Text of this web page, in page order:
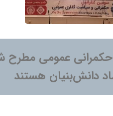
عمومی مطرح شد/
دانش‌بنیان هستند